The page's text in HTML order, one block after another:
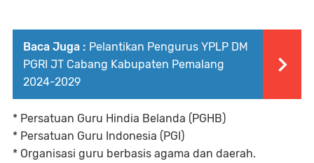
Baca Juga : Pelantikan Pengurus YPLP DM
PGRI JT Cabang Kabupaten Pemalang
2024-2029
* Persatuan Guru Hindia Belanda (PGHB)
* Persatuan Guru Indonesia (PGI)
* Organisasi guru berbasis agama dan daerah.